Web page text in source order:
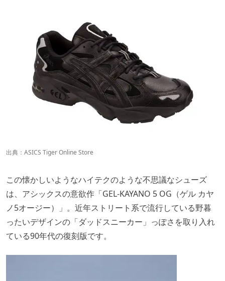
出典： ASICS Tiger Online Store
この懐かしいようなハイテクのような不思議なシューズ
は、アシックスの意欲作「GEL-KAYANO 5 OG（ゲル カヤ
ノ5オージー）」。近年ストリート系で流行している野暮
ったいデザインの「ダッドスニーカー」っぽさを取り入れ
ている90年代の復刻版です。